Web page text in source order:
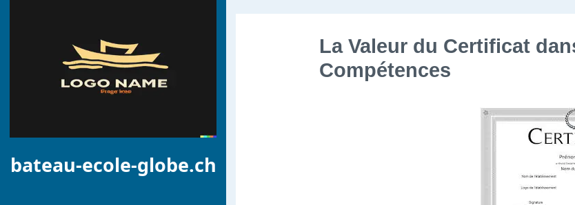
bateau-ecole-globe.ch
La Valeur du Certificat
Compétences